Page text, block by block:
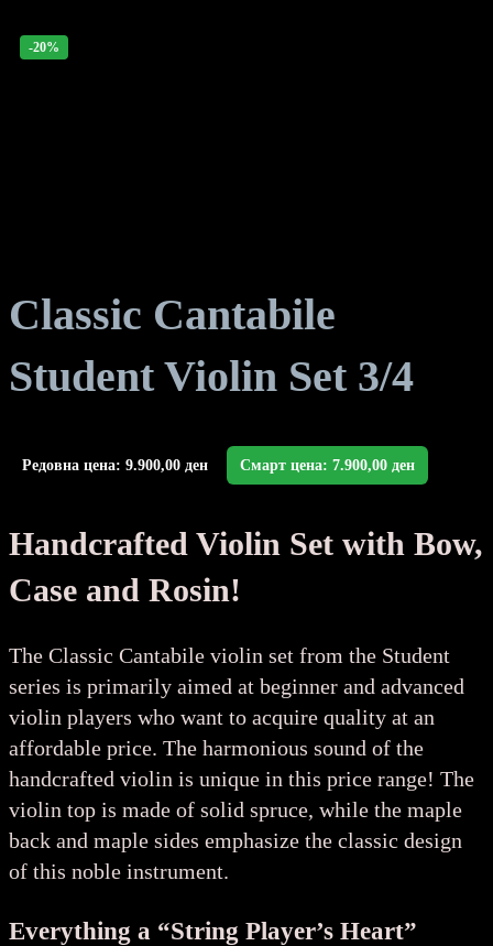
-20%
Classic Cantabile
Student Violin Set 3/4
Редовна цена: 9.900,00 ден Смарт цена: 7.900,00 ден
Handcrafted Violin Set with Bow,
Case and Rosin!
The Classic Cantabile violin set from the Student
series is primarily aimed at beginner and advanced
violin players who want to acquire quality at an
affordable price. The harmonious sound of the
handcrafted violin is unique in this price range! The
violin top is made of solid spruce, while the maple
back and maple sides emphasize the classic design
of this noble instrument.
Everything a “String Player’s Heart”